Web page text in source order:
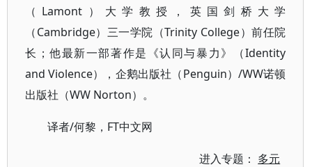
（Lamont）大学教授，英国剑桥大学
（Cambridge）三一学院（Trinity College）前任院
长；他最新一部著作是《认同与暴力》（Identity
and Violence），企鹅出版社（Penguin）/WW诺顿
出版社（WW Norton）。
译者/何黎，FT中文网
进入专题： 多元